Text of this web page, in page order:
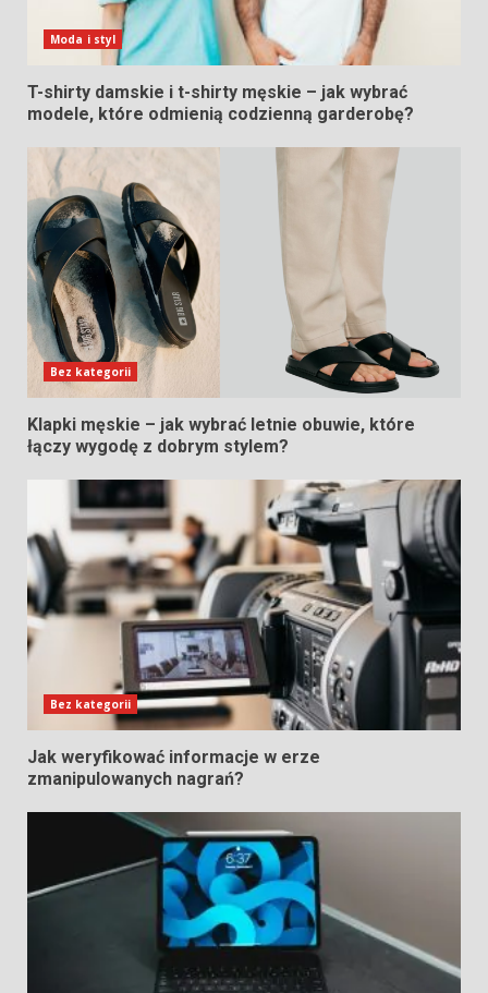
Moda i styl
T-shirty damskie i t-shirty męskie – jak wybrać
modele, które odmienią codzienną garderobę?
Bez kategorii
Klapki męskie – jak wybrać letnie obuwie, które
łączy wygodę z dobrym stylem?
Bez kategorii
Jak weryfikować informacje w erze
zmanipulowanych nagrań?